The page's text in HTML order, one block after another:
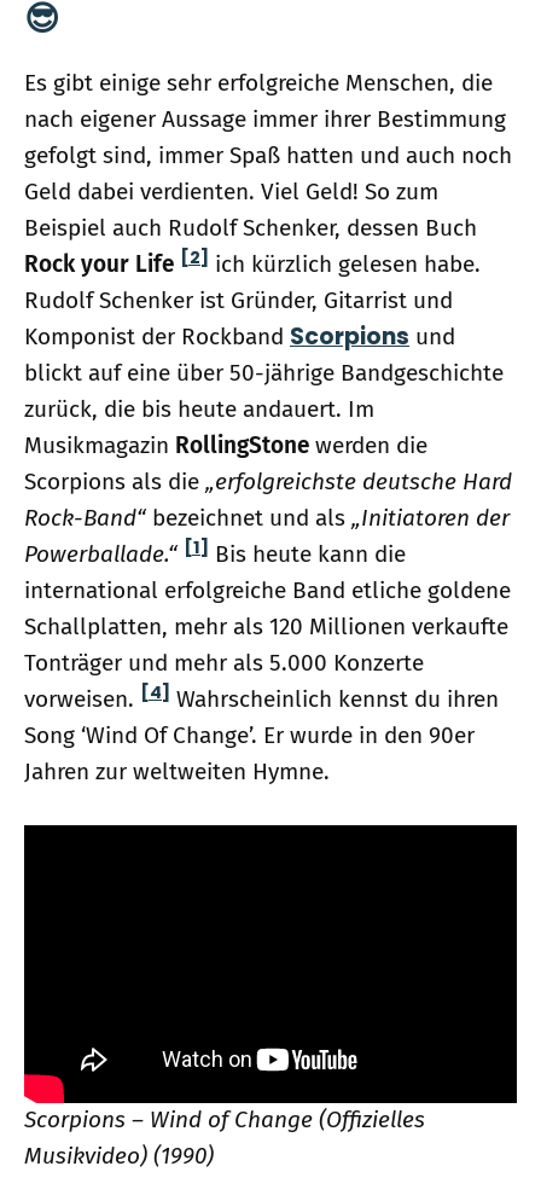
😎
Es gibt einige sehr erfolgreiche Menschen, die
nach eigener Aussage immer ihrer Bestimmung
gefolgt sind, immer Spaß hatten und auch noch
Geld dabei verdienten. Viel Geld! So zum
Beispiel auch Rudolf Schenker, dessen Buch
Rock your Life [2] ich kürzlich gelesen habe.
Rudolf Schenker ist Gründer, Gitarrist und
Komponist der Rockband Scorpions und
blickt auf eine über 50-jährige Bandgeschichte
zurück, die bis heute andauert. Im
Musikmagazin RollingStone werden die
Scorpions als die „erfolgreichste deutsche Hard
Rock-Band“ bezeichnet und als „Initiatoren der
Powerballade.“ [1] Bis heute kann die
international erfolgreiche Band etliche goldene
Schallplatten, mehr als 120 Millionen verkaufte
Tonträger und mehr als 5.000 Konzerte
vorweisen. [4] Wahrscheinlich kennst du ihren
Song ‘Wind Of Change’. Er wurde in den 90er
Jahren zur weltweiten Hymne.
Scorpions – Wind of Change (Offizielles
Musikvideo) (1990)